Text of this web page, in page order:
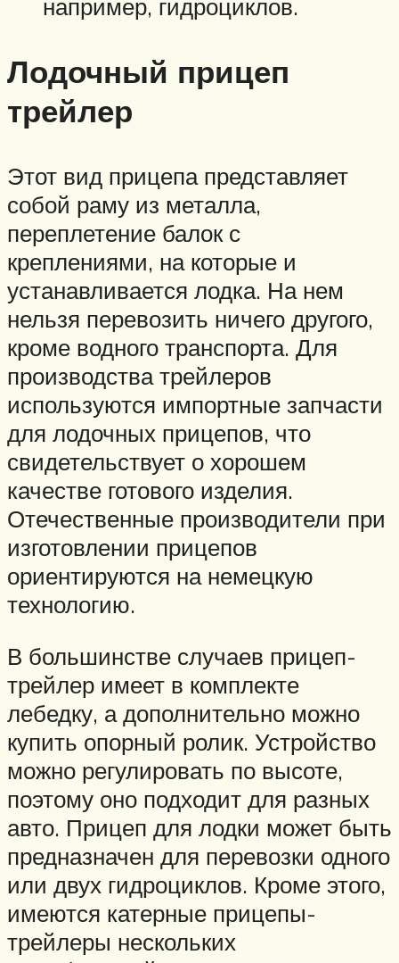
например, гидроциклов.
Лодочный прицеп
трейлер
Этот вид прицепа представляет
собой раму из металла,
переплетение балок с
креплениями, на которые и
устанавливается лодка. На нем
нельзя перевозить ничего другого,
кроме водного транспорта. Для
производства трейлеров
используются импортные запчасти
для лодочных прицепов, что
свидетельствует о хорошем
качестве готового изделия.
Отечественные производители при
изготовлении прицепов
ориентируются на немецкую
технологию.
В большинстве случаев прицеп-
трейлер имеет в комплекте
лебедку, а дополнительно можно
купить опорный ролик. Устройство
можно регулировать по высоте,
поэтому оно подходит для разных
авто. Прицеп для лодки может быть
предназначен для перевозки одного
или двух гидроциклов. Кроме этого,
имеются катерные прицепы-
трейлеры нескольких